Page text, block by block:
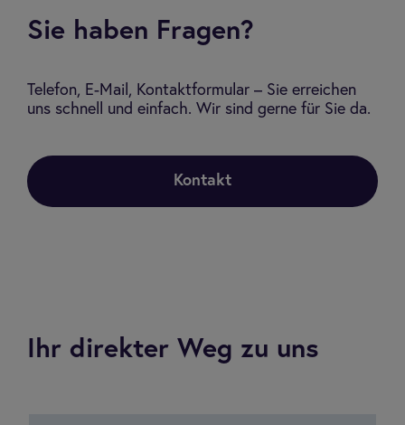
Sie haben Fragen?
Telefon, E-Mail, Kontaktformular – Sie erreichen
uns schnell und einfach. Wir sind gerne für Sie da.
Kontakt
Ihr direkter Weg zu uns